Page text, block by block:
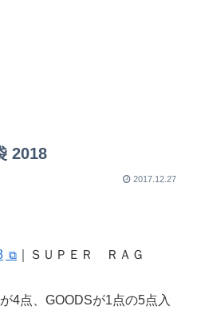
2018
2017.12.27
｜ＳＵＰＥＲ ＲＡＧ
4点、GOODSが1点の5点入